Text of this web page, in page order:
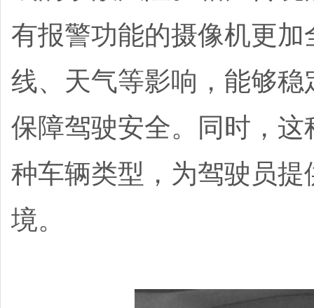
有报警功能的摄像机更
线、天气等影响，能够
保障驾驶安全。同时，
种车辆类型，为驾驶员
境。